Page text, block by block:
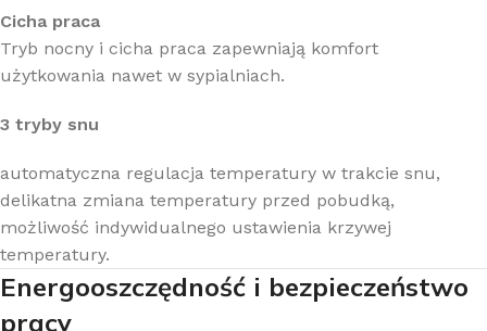
Cicha praca
Tryb nocny i cicha praca zapewniają komfort
użytkowania nawet w sypialniach.
3 tryby snu
automatyczna regulacja temperatury w trakcie snu,
delikatna zmiana temperatury przed pobudką,
możliwość indywidualnego ustawienia krzywej
temperatury.
Energooszczędność i bezpieczeństwo
pracy